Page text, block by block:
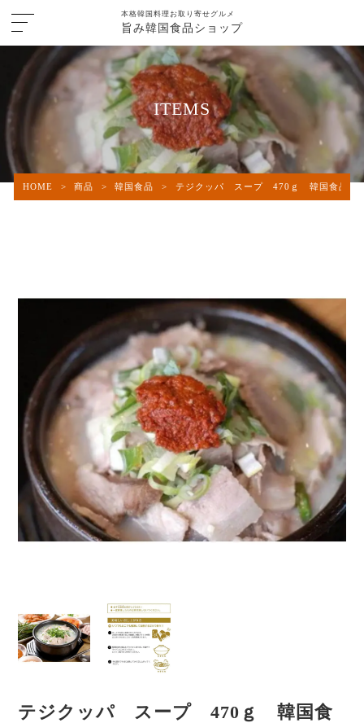
本格韓国料理お取り寄せグルメ
旨み韓国食品ショップ
ITEMS
HOME > 商品 > 韓国食品 > テジクッパ スープ 470ｇ 韓国食品
テジクッパ スープ 470ｇ 韓国食